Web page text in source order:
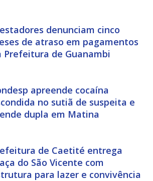
denunciam cinco
de atraso em pagamentos
Prefeitura de Guanambi
apreende cocaína
no sutiã de suspeita e
dupla em Matina
de Caetité entrega
do São Vicente com
para lazer e convivência